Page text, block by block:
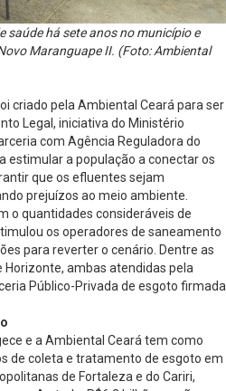
saúde há sete anos no município e
Maranguape II. (Foto: Ambiental
criado pela Ambiental Ceará para ser
Legal, iniciativa do Ministério
com Agência Reguladora do
estimular a população a conectar os
que os efluentes sejam
prejuízos ao meio ambiente.
o quantidades consideráveis de
os operadores de saneamento
para reverter o cenário. Dentre as
ambas atendidas pela
Público-Privada de esgoto firmada
e a Ambiental Ceará tem como
de coleta e tratamento de esgoto em
de Fortaleza e do Cariri,